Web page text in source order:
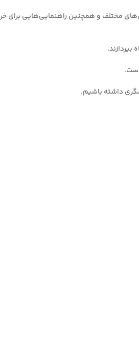
در شناسایی فلزات در عمق‌های مختلف و همچنین
داشته باشیم.